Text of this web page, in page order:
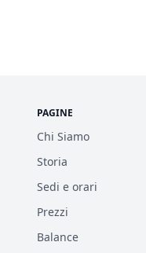
PAGINE
Chi Siamo
Storia
Sedi e orari
Prezzi
Balance